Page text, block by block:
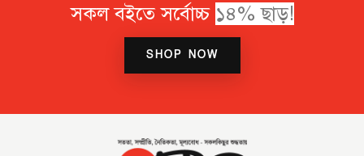
সকল বইতে সর্বোচ্চ ১৪% ছড়!
SHOP NOW